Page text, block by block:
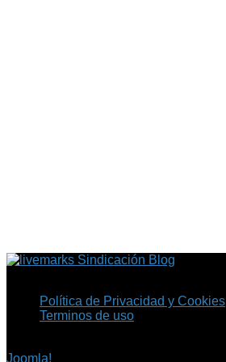
Sindicación Blog
Política de Privacidad y Cookies
Terminos de uso
Joomla!